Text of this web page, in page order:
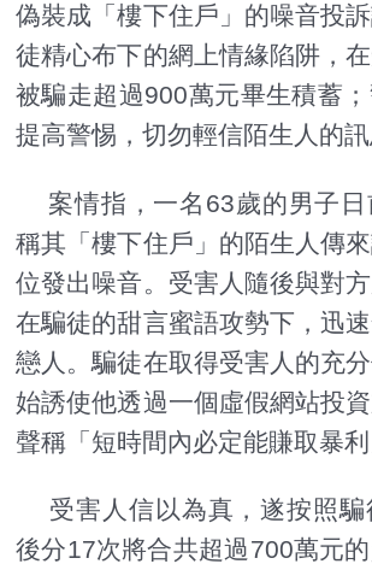
偽裝成「樓下住戶」的噪音投
徒精心布下的網上情緣陷阱，
被騙走超過900萬元畢生積蓄
提高警惕，切勿輕信陌生人的訊
案情指，一名63歲的男子日
稱其「樓下住戶」的陌生人傳
位發出噪音。受害人隨後與對
在騙徒的甜言蜜語攻勢下，迅
戀人。騙徒在取得受害人的充
始誘使他透過一個虛假網站投
聲稱「短時間內必定能賺取暴利
受害人信以為真，遂按照騙
後分17次將合共超過700萬元